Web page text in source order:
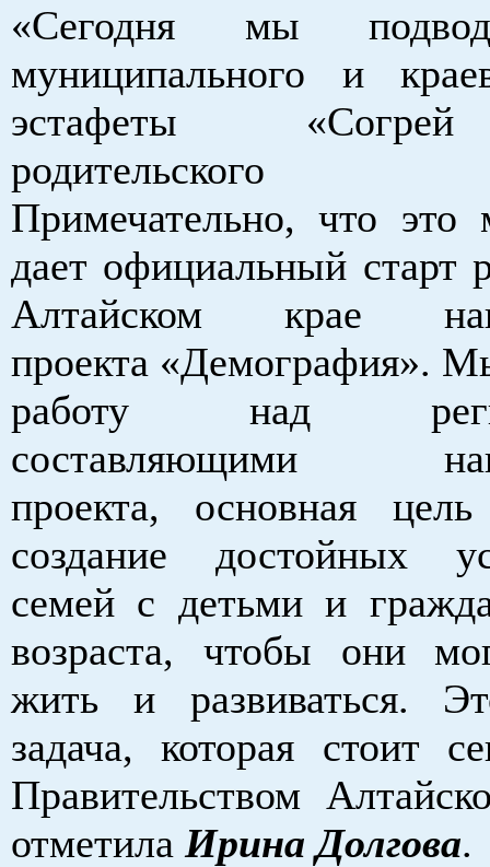
«Сегодня мы
муниципального и
эстафеты
родительского
Примечательно, что это
дает официальный старт
Алтайском крае
проекта «Демография».
работу над
составляющими
проекта, основная
создание достойных
семей с детьми и
возраста, чтобы они
жить и развиваться.
задача, которая стоит
Правительством
отметила Ирина Долгова.